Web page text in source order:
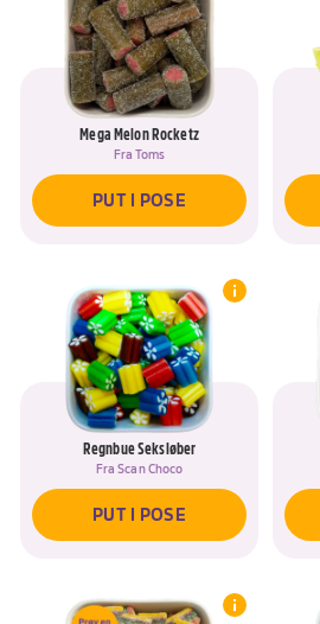
Mega Melon Rocketz
Fra Toms
PUT I POSE
Regnbue Seksløber
FraScan Choco
PUT I POSE
JA, TILFØJ TIL <SPAN
RENAME-
NEJ, NAVNGIV EN